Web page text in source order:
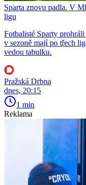
Sparta znovu padla. V
ligu
Fotbalisté Sparty
v sezoně mají po třech
vedou tabulku.
Pražská Drbna
dnes, 20:15
1 min
Reklama